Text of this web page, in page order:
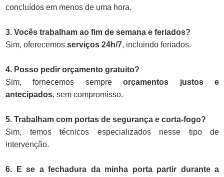
concluídos em menos de uma hora.
3. Vocês trabalham ao fim de semana e feriados?
Sim, oferecemos serviços 24h/7, incluindo feriados.
4. Posso pedir orçamento gratuito?
Sim, fornecemos sempreorçamentos justos e
antecipados, sem compromisso.
5. Trabalham com portas de segurança e corta-fogo?
Sim, temos técnicos especializados nesse tipo de
intervenção.
6. E se a fechadura da minha porta partir durante a